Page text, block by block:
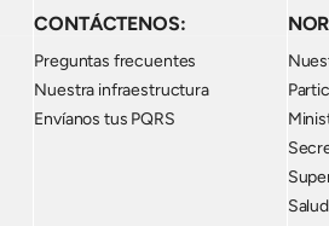
CONTÁCTENOS:
Preguntas frecuentes
Nuestra infraestructura
Envíanos tus PQRS
Salud